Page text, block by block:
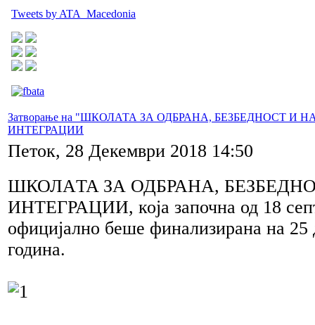
Tweets by ATA_Macedonia
Затворање на "ШКОЛАТА ЗА ОДБРАНА, БЕЗБЕДНОСТ И
ИНТЕГРАЦИИ
Петок, 28 Декември 2018 14:50
ШКОЛАTA ЗА ОДБРАНА,
ИНТЕГРАЦИИ, која започна од 18
официјално беше финализирана на 25
година.